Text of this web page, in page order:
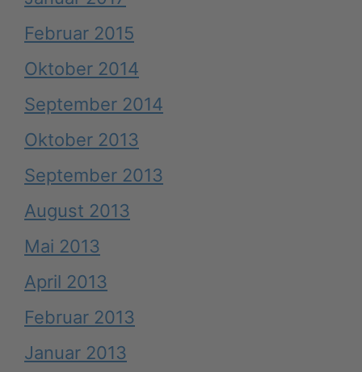
Februar 2015
Oktober 2014
September 2014
Oktober 2013
September 2013
August 2013
Mai 2013
April 2013
Februar 2013
Januar 2013